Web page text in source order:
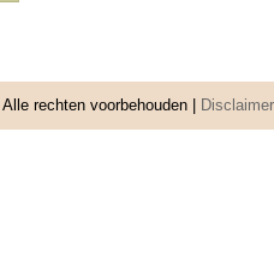
| Alle rechten voorbehouden | Disclaimer